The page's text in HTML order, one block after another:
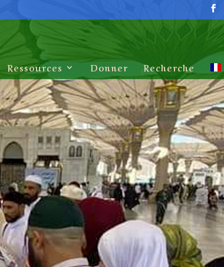
Ressources Donner Recherche